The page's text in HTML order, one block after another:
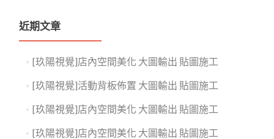
近期文章
[玖陽視覺]店內空間美化 大圖輸出 貼圖施工
[玖陽視覺]活動背板佈置 大圖輸出 貼圖施工
[玖陽視覺]店內空間美化 大圖輸出 貼圖施工
[玖陽視覺]店內空間美化 大圖輸出 貼圖施工